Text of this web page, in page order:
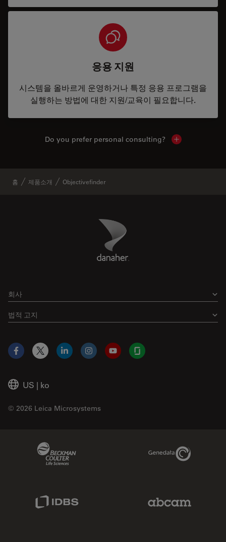
응용 지원
시스템을 올바르게 운영하거나 특정 응용 프로그램을
실행하는 방법에 대한 지원/교육이 필요합니다.
Do you prefer personal consulting? Show local
홈 제품소개 Objectivefinder
Danaher Logo
회사
법적 고지
US | ko
© 2026 Leica Microsystems
Facebook
X LinkedInInstagramYouTubeGlassdoor
Genedata Link